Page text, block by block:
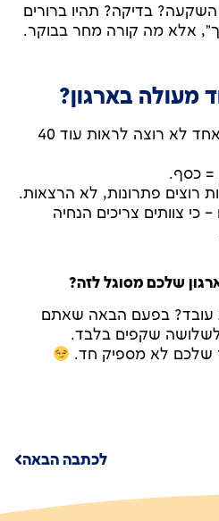
בדיקה? תהיו ברורים
אלא מה קורה מחר בבוקר.
מעולה בארגון?
✔ ישיבות הנהלה – כי אף אחד לא רוצה לראות עוד 40
= כסף.
רוצים פתרונות, לא הרצאות.
כי צוותים צריכים הנחיה
שלכם מסוגל לזה?
עובד? בפעם הבאה שאתם
לשלושה שקפים בלבד.
שלכם לא מספיק חד.
לכתבה הבאה